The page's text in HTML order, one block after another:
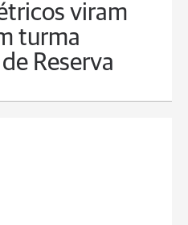
viram
turma
Reserva